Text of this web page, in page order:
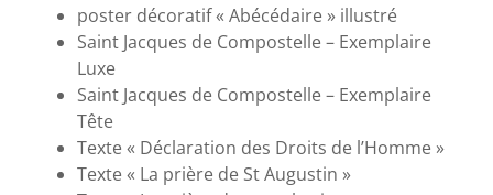
poster décoratif « Abécédaire » illustré
Saint Jacques de Compostelle – Exemplaire
Luxe
Saint Jacques de Compostelle – Exemplaire
Tête
Texte « Déclaration des Droits de l’Homme »
Texte « La prière de St Augustin »